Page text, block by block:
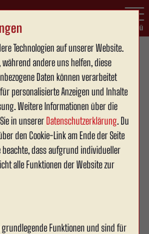
Technologien auf unserer Website.
andere uns helfen, diese
Daten können verarbeitet
personalisierte Anzeigen und Inhalte
Weitere Informationen über die
in unserer Datenschutzerklärung. Du
den Cookie-Link am Ende der Seite
dass aufgrund individueller
alle Funktionen der Website zur
grundlegende Funktionen und sind für
Menü
SV Lippstadt 08
Klick von YouTube geladen und